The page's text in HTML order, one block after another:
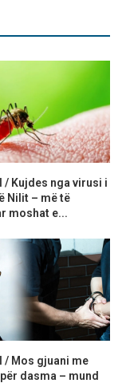
/ Kujdes nga virusi i
Nilit – më të
moshat e...
/ Mos gjuani me
dasma – mund